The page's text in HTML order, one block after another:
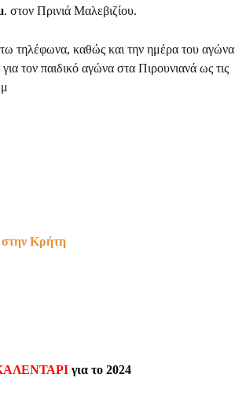
. στον Πρινιά Μαλεβιζίου.
τηλέφωνα, καθώς και την ημέρα του αγώνα
τον παιδικό αγώνα στα Πιρουνιανά ως τις
στην Κρήτη
για το 2024